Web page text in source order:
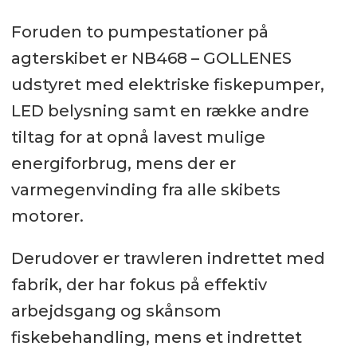
Foruden to pumpestationer på
agterskibet er NB468 – GOLLENES
udstyret med elektriske fiskepumper,
LED belysning samt en række andre
tiltag for at opnå lavest mulige
energiforbrug, mens der er
varmegenvinding fra alle skibets
motorer.
Derudover er trawleren indrettet med
fabrik, der har fokus på effektiv
arbejdsgang og skånsom
fiskebehandling, mens et indrettet